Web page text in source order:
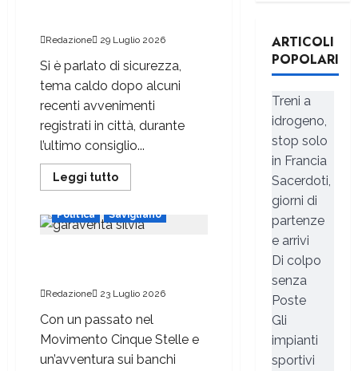
Redazione 29 Luglio 2026
Si è parlato di sicurezza,
tema caldo dopo alcuni
recenti avvenimenti
registrati in città, durante
l’ultimo consiglio...
Leggi tutto
Politica Savigliano
Redazione 23 Luglio 2026
Con un passato nel
Movimento Cinque Stelle e
un’avventura sui banchi
ARTICOLI
POPOLARI
Treni a
idrogeno,
stop solo
in Francia
Sacerdoti,
giorni di
partenze
e arrivi
Di colpo
senza
Poste
Gli
impianti
sportivi